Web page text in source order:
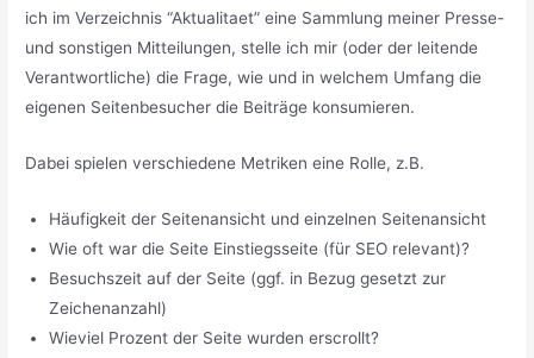
ich im Verzeichnis “Aktualitaet” eine Sammlung meiner Presse-
und sonstigen Mitteilungen, stelle ich mir (oder der leitende
Verantwortliche) die Frage, wie und in welchem Umfang die
eigenen Seitenbesucher die Beiträge konsumieren.
Dabei spielen verschiedene Metriken eine Rolle, z.B.
Häufigkeit der Seitenansicht und einzelnen Seitenansicht
Wie oft war die Seite Einstiegsseite (für SEO relevant)?
Besuchszeit auf der Seite (ggf. in Bezug gesetzt zur
Zeichenanzahl)
Wieviel Prozent der Seite wurden erscrollt?